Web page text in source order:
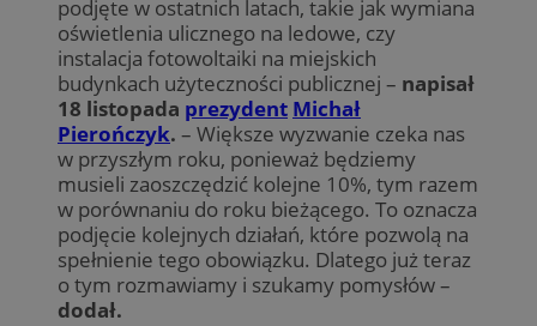
podjęte w ostatnich latach, takie jak wymiana
oświetlenia ulicznego na ledowe, czy
instalacja fotowoltaiki na miejskich
budynkach użyteczności publicznej – napisał
18 listopada prezydent Michał
Pierończyk. – Większe wyzwanie czeka nas
w przyszłym roku, ponieważ będziemy
musieli zaoszczędzić kolejne 10%, tym razem
w porównaniu do roku bieżącego. To oznacza
podjęcie kolejnych działań, które pozwolą na
spełnienie tego obowiązku. Dlatego już teraz
o tym rozmawiamy i szukamy pomysłów –
dodał.